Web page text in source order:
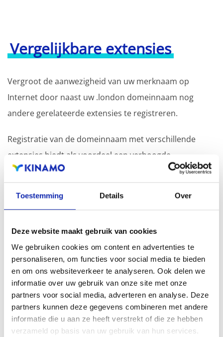
Toestemming Details Over
Deze website maakt gebruik van cookies
We gebruiken cookies om content en advertenties te
personaliseren, om functies voor social media te bieden
en om ons websiteverkeer te analyseren. Ook delen we
informatie over uw gebruik van onze site met onze
partners voor social media, adverteren en analyse. Deze
partners kunnen deze gegevens combineren met andere
informatie die u aan ze heeft verstrekt of die ze hebben
verzameld op basis van uw gebruik van hun services.
Vergelijkbare extensies
Vergroot de aanwezigheid van uw merknaam op
Internet door naast uw .london domeinnaam nog
andere gerelateerde extensies te registreren.
Registratie van de domeinnaam met verschillende
extensies biedt als voordeel een verhoogde
zichtbaarheid in zoekmachines, geografische
aanwezigheid en verbeterde aanwezigheid bij lokale
zoekresultaten in zoekmachines.
Registreer uw domeinnamen